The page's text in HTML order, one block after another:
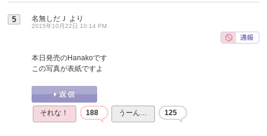
5 名無しだＪ より
2015年10月22日 10:14 PM
本日発売のHanakoです
この写真が表紙ですよ
それな！ 188 うーん… 125